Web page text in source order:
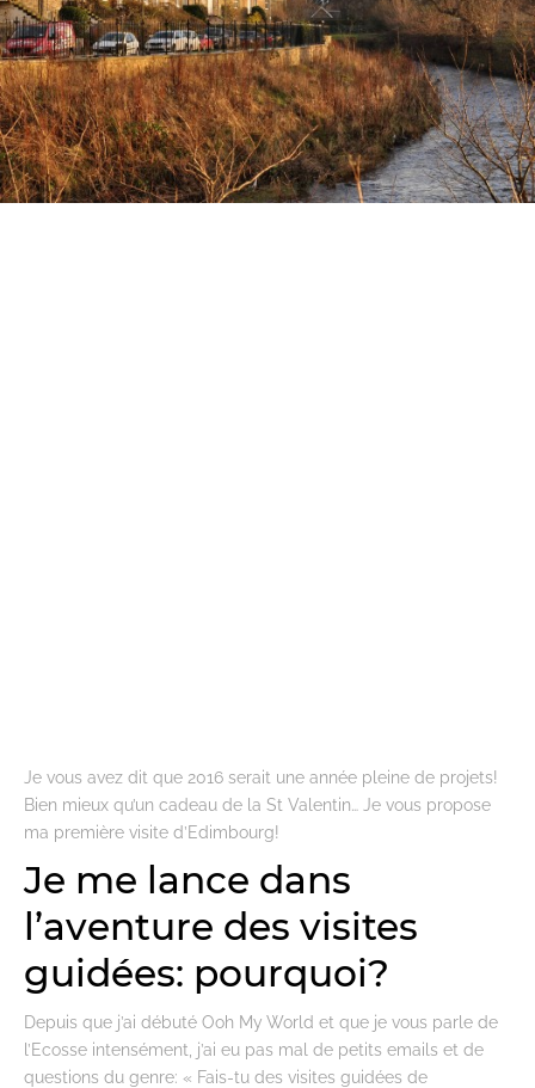
Je vous avez dit que 2016 serait une année pleine de projets!
Bien mieux qu’un cadeau de la St Valentin… Je vous propose
ma première visite d’Edimbourg!
Je me lance dans
l’aventure des visites
guidées: pourquoi?
Depuis que j’ai débuté Ooh My World et que je vous parle de
l’Ecosse intensément, j’ai eu pas mal de petits emails et de
questions du genre: « Fais-tu des visites guidées de